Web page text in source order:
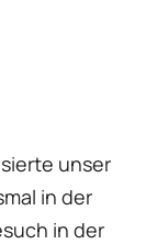
unser
in der
in der